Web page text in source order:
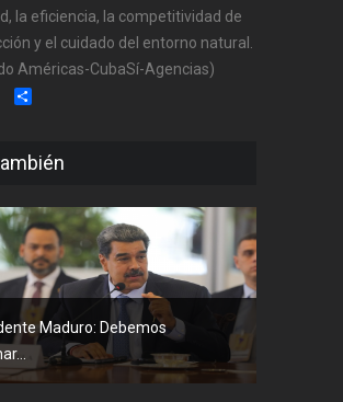
la eficiencia, la competitividad de
y el cuidado del entorno natural.
Américas-CubaSí-Agencias)
Twitter
Maduro: Debemos